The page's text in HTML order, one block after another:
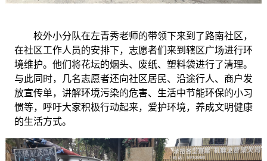
校外小分队在左青秀老师的带领下来到了路南社区，
在社区工作人员的安排下，志愿者们来到辖区广场进行环
境维护。他们将花坛的烟头、废纸、塑料袋进行了清理。
与此同时，几名志愿者还向社区居民、沿途行人、商户发
放宣传单，讲解环境污染的危害、生活中节能环保的小习
惯等，呼吁大家积极行动起来，爱护环境，养成文明健康
的生活方式。